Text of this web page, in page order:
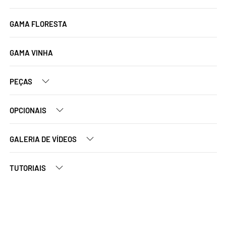
GAMA FLORESTA
GAMA VINHA
PEÇAS
OPCIONAIS
GALERIA DE VÍDEOS
TUTORIAIS